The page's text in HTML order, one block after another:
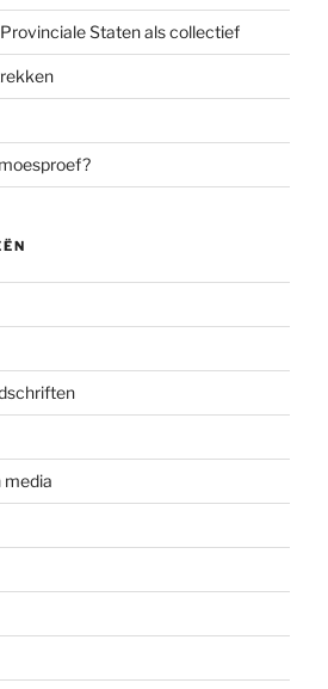
Staten als collectief
media